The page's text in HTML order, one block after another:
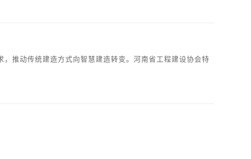
推动传统建造方式向智慧建造转变。河南省工程建设协会特